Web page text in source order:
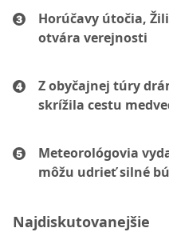
Horúčavy útočia,
otvára verejnosti
Z obyčajnej túry
skrížila cestu
Meteorológovia
môžu udrieť silné
Najdiskutovanejšie